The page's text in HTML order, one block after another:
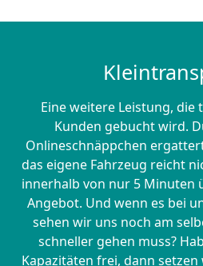
Eine weitere Leistung, die
Kunden gebucht wird.
Onlineschnäppchen
das eigene Fahrzeug reicht
innerhalb von nur 5 Minuten
Angebot. Und wenn es bei
sehen wir uns noch am
schneller gehen muss?
Kapazitäten frei, dann